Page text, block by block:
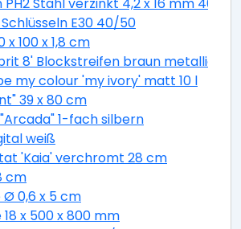
E30 40/50
100 x 1,8 cm
8' Blockstreifen braun metallic
my colour 'my ivory' matt 10 l
39 x 80 cm
1-fach silbern
weiß
'Kaia' verchromt 28 cm
cm
0,6 x 5 cm
x 500 x 800 mm